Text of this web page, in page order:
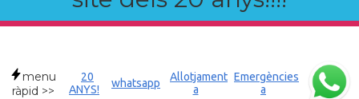
menu
ràpid >>
20
ANYS!
whatsapp
Allotjament
a
Emergències
a